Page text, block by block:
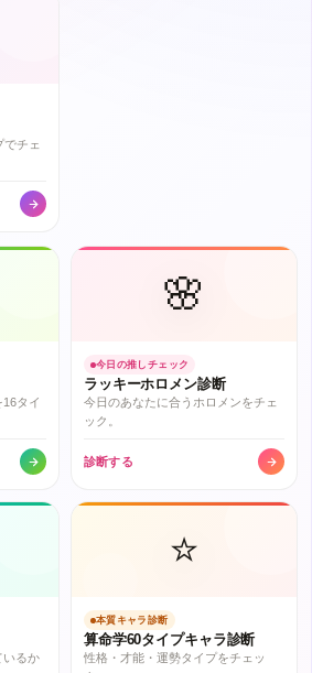
でチェ
タイ
🌸
今日の推しチェック
ラッキーホロメン診断
今日のあなたに合うホロメンをチェ
ック。
診断する
いるか
⭐
本質キャラ診断
算命学60タイプキャラ診断
性格・才能・運勢タイプをチェッ